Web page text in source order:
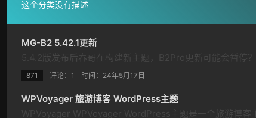
这个分类没有描述
MG-B2 5.42.1更新
871 评论：1 时间： 24年5月17日
WPVoyager 旅游博客 WordPress主题